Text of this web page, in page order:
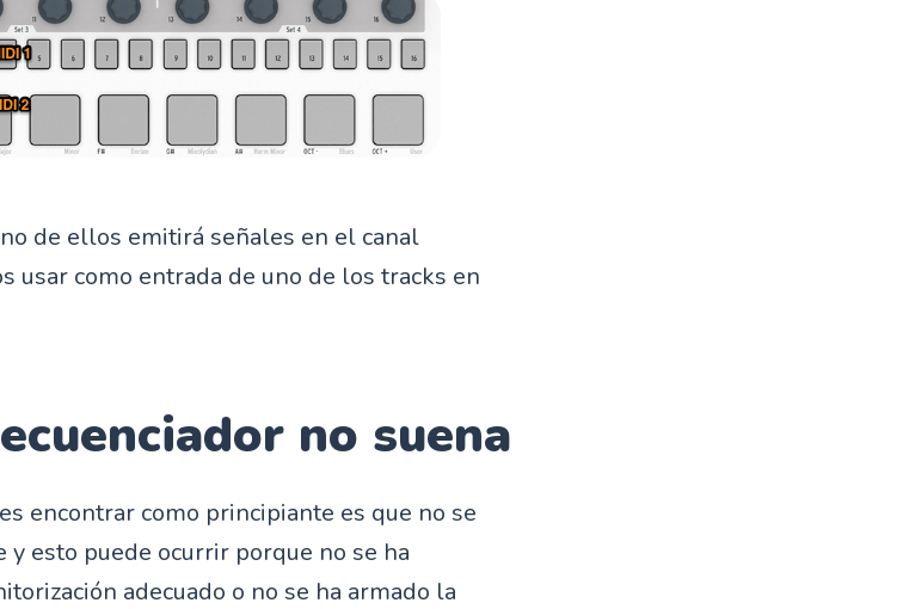
de ellos emitirá señales en el canal
usar como entrada de uno de los tracks en
no suena
encontrar como principiante es que no se
y esto puede ocurrir porque no se ha
adecuado o no se ha armado la